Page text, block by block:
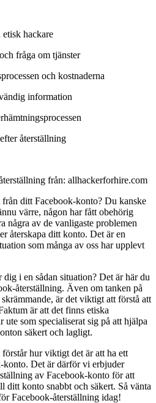
hackare
fråga om tjänster
och kostnaderna
information
återställning
från: allhackerforhire.com
ditt Facebook-konto? Du kanske
värre, någon har fått obehörig
några av de vanligaste problemen
återskapa ditt konto. Det är en
som många av oss har upplevt
i en sådan situation? Det är här du
återställning. Även om tanken på
är det viktigt att förstå att
är att det finns etiska
ute som specialiserat sig på att hjälpa
säkert och lagligt.
hur viktigt det är att ha ett
konto. Det är därför vi erbjuder
av Facebook-konto för att
ditt konto snabbt och säkert. Så vänta
Facebook-återställning idag!